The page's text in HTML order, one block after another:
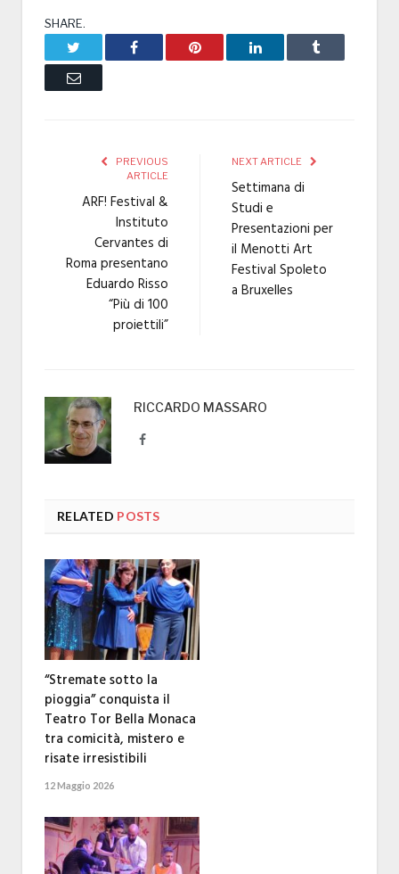
SHARE.
Facebook Pinterest LinkedIn Tumblr
Email
PREVIOUS
ARTICLE
ARF! Festival &
Instituto
Cervantes di
Roma presentano
Eduardo Risso
“Più di 100
proiettili”
NEXT ARTICLE
Settimana di
Studi e
Presentazioni per
il Menotti Art
Festival Spoleto
a Bruxelles
RICCARDO MASSARO
Facebook
RELATED POSTS
“Stremate sotto la
pioggia” conquista il
Teatro Tor Bella Monaca
tra comicità, mistero e
risate irresistibili
12 Maggio 2026